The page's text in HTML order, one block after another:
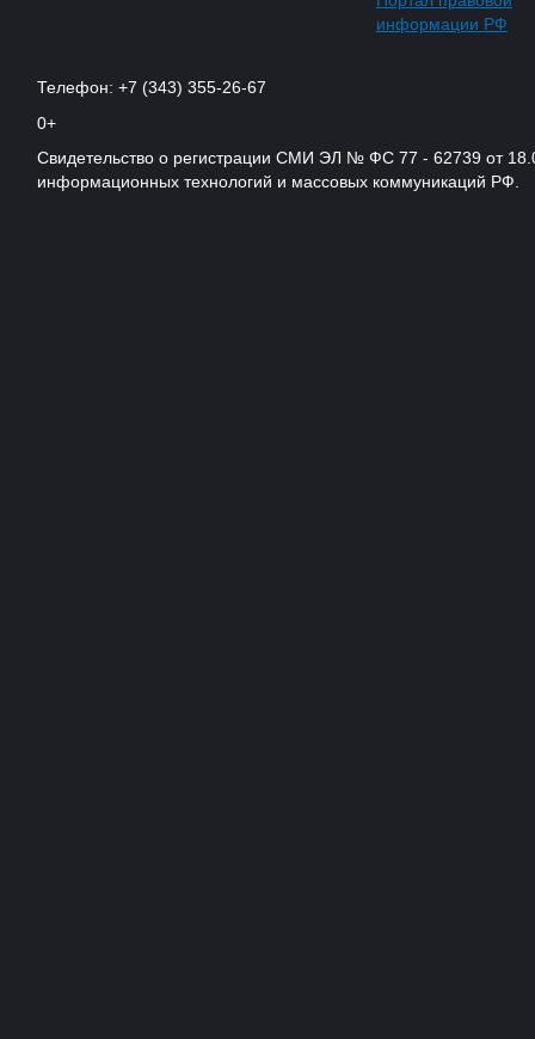
информации РФ
Телефон: +7 (343) 355-26-67
0+
Свидетельство о регистрации СМИ ЭЛ № ФС 77 - 62739 от
информационных технологий и массовых коммуникаций РФ.